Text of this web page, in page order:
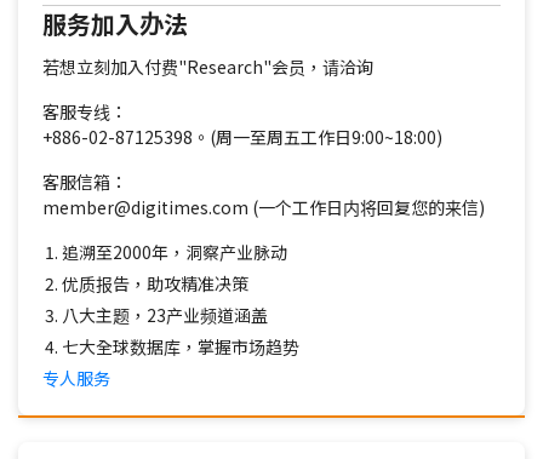
服务加入办法
若想立刻加入付费"Research"会员，请洽询
客服专线：
+886-02-87125398。(周一至周五工作日9:00~18:00)
客服信箱：
member@digitimes.com (一个工作日内将回复您的来信)
追溯至2000年，洞察产业脉动
优质报告，助攻精准决策
八大主题，23产业频道涵盖
七大全球数据库，掌握市场趋势
专人服务